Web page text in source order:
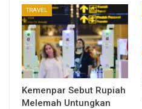
TRAVEL
Kemenpar Sebut Rupiah
Melemah Untungkan